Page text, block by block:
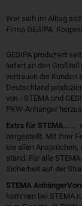
Wer sich im Alltag
Firma GESIPA 
GESIPA produziert
liefert an den
vertrauen die Kunden
Deutschland
von - STEMA und
PKW-Anhänger
Extra für STEMA... …
hergestellt. Mit ihrer
sie allen Ansprüchen,
stand. Für alle
Sicherheit auf der
STEMA
kommen bei STEMA